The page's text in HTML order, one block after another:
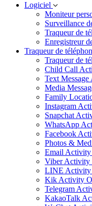
Logiciel
Moniteur
Surveillance
Traqueur de
Enregistreur
Traqueur de
Traqueur de
Child Call
Text
Media
Family
Instagram
Snapchat
WhatsApp
Facebook
Photos &
Email
Viber Activity
LINE Activity
Kik Activity
Telegram
KakaoTalk